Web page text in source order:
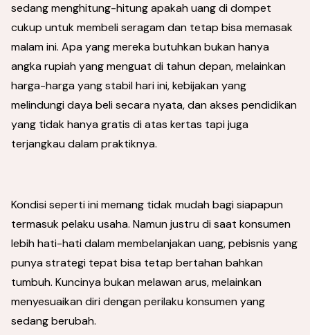
sedang menghitung-hitung apakah uang di dompet
cukup untuk membeli seragam dan tetap bisa memasak
malam ini. Apa yang mereka butuhkan bukan hanya
angka rupiah yang menguat di tahun depan, melainkan
harga-harga yang stabil hari ini, kebijakan yang
melindungi daya beli secara nyata, dan akses pendidikan
yang tidak hanya gratis di atas kertas tapi juga
terjangkau dalam praktiknya.
Kondisi seperti ini memang tidak mudah bagi siapapun
termasuk pelaku usaha. Namun justru di saat konsumen
lebih hati-hati dalam membelanjakan uang, pebisnis yang
punya strategi tepat bisa tetap bertahan bahkan
tumbuh. Kuncinya bukan melawan arus, melainkan
menyesuaikan diri dengan perilaku konsumen yang
sedang berubah.